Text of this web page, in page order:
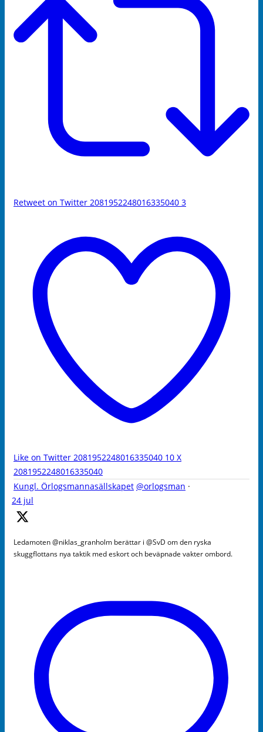
Retweet on Twitter 2081952248016335040 3
Like on Twitter 2081952248016335040 10 X
2081952248016335040
Kungl. Örlogsmannasällskapet @orlogsman ·
24 jul
Ledamoten @niklas_granholm berättar i @SvD om den ryska
skuggflottans nya taktik med eskort och beväpnade vakter ombord.